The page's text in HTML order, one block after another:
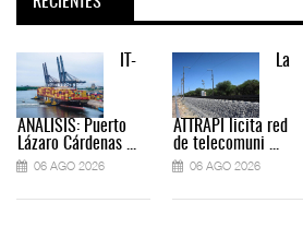
IT-
ANÁLISIS: Puerto
Lázaro Cárdenas ...
06 AGO 2026
La
ATTRAPI licita red
de telecomuni ...
06 AGO 2026